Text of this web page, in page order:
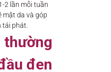
2 lần mỗi tuần
mặt da và góp
tái phát.
đen